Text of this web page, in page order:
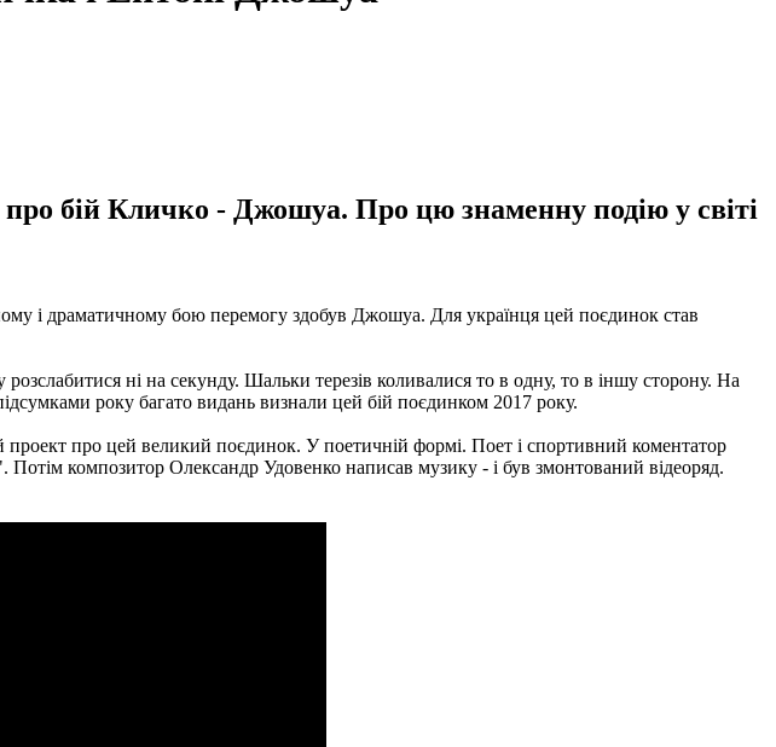
бій Кличко - Джошуа. Про цю знаменну подію у світі
і драматичному бою перемогу здобув Джошуа. Для українця цей поєдинок став
ні на секунду. Шальки терезів коливалися то в одну, то в іншу сторону. На
року багато видань визнали цей бій поєдинком 2017 року.
про цей великий поєдинок. У поетичній формі. Поет і спортивний коментатор
композитор Олександр Удовенко написав музику - і був змонтований відеоряд.